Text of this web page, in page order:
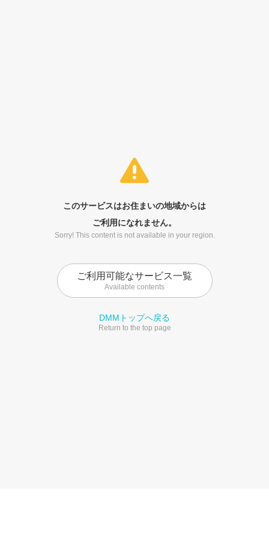
このサービスはお住まいの地域からは
ご利用になれません。
Sorry! This content is not available in your region.
ご利用可能なサービス一覧
Available contents
DMMトップへ戻る
Return to the top page